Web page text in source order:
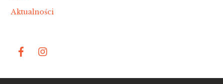
Aktualności